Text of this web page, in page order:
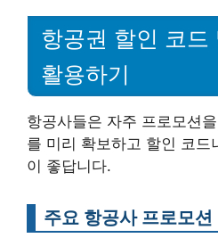
항공권 할인 코드
활용하기
항공사들은 자주 프로모션
를 미리 확보하고 할인 코드
이 좋답니다.
주요 항공사 프로모션